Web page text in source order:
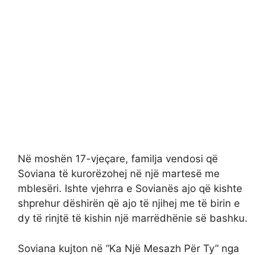
Në moshën 17-vjeçare, familja vendosi që
Soviana të kurorëzohej në një martesë me
mblesëri. Ishte vjehrra e Sovianës ajo që kishte
shprehur dëshirën që ajo të njihej me të birin e
dy të rinjtë të kishin një marrëdhënie së bashku.
Soviana kujton në “Ka Një Mesazh Për Ty” nga